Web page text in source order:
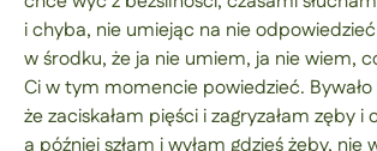
i chyba, nie umiejąc na nie
w środku, że ja nie umiem, ja nie wiem,
Ci w tym momencie powiedzieć.
że zaciskałam pięści i zagryzałam zęby i
a później szłam i wyłam gdzieś żeby, nie